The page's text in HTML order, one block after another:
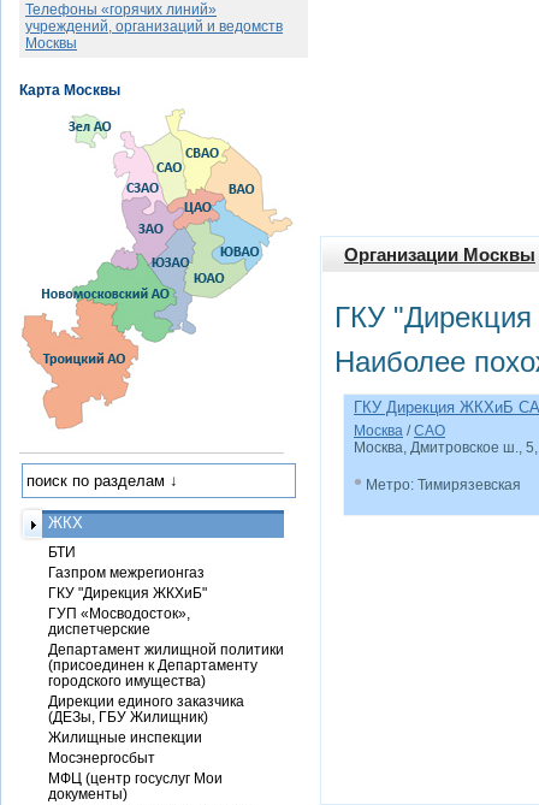
Организации Москвы
ГКУ
Наиболее
ГКУ Дирекция ЖКХиБ
Москва /САО
Москва, Дмитровское ш.,
• Метро: Тимирязевская
Телефоны «горячих линий»
учреждений, организаций и ведомств
Москвы
ЖКХ
БТИ
Газпром межрегионгаз
ГКУ "Дирекция ЖКХиБ"
ГУП «Мосводосток»,
диспетчерские
Департамент жилищной политики
(присоединен к Департаменту
городского имущества)
Дирекции единого заказчика
(ДЕЗы, ГБУ Жилищник)
Жилищные инспекции
Мосэнергосбыт
МФЦ (центр госуслуг Мои
документы)